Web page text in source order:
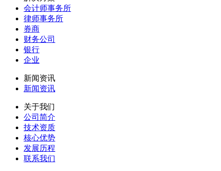
会计师事务所
律师事务所
券商
财务公司
银行
企业
新闻资讯
新闻资讯
关于我们
公司简介
技术资质
核心优势
发展历程
联系我们